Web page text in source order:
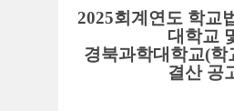
2025회계연도 학교
대학교
경북과학대학교(학
결산 공